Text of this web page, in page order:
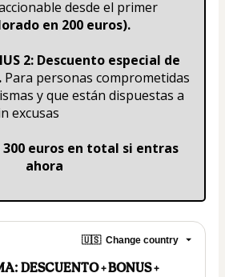
desde el primer
en 200 euros).
2: Descuento especial de
Para personas comprometidas
y que están dispuestas a
excusas
euros en total si entras
ahora
🇺🇸 Change country
DESCUENTO + BONUS +